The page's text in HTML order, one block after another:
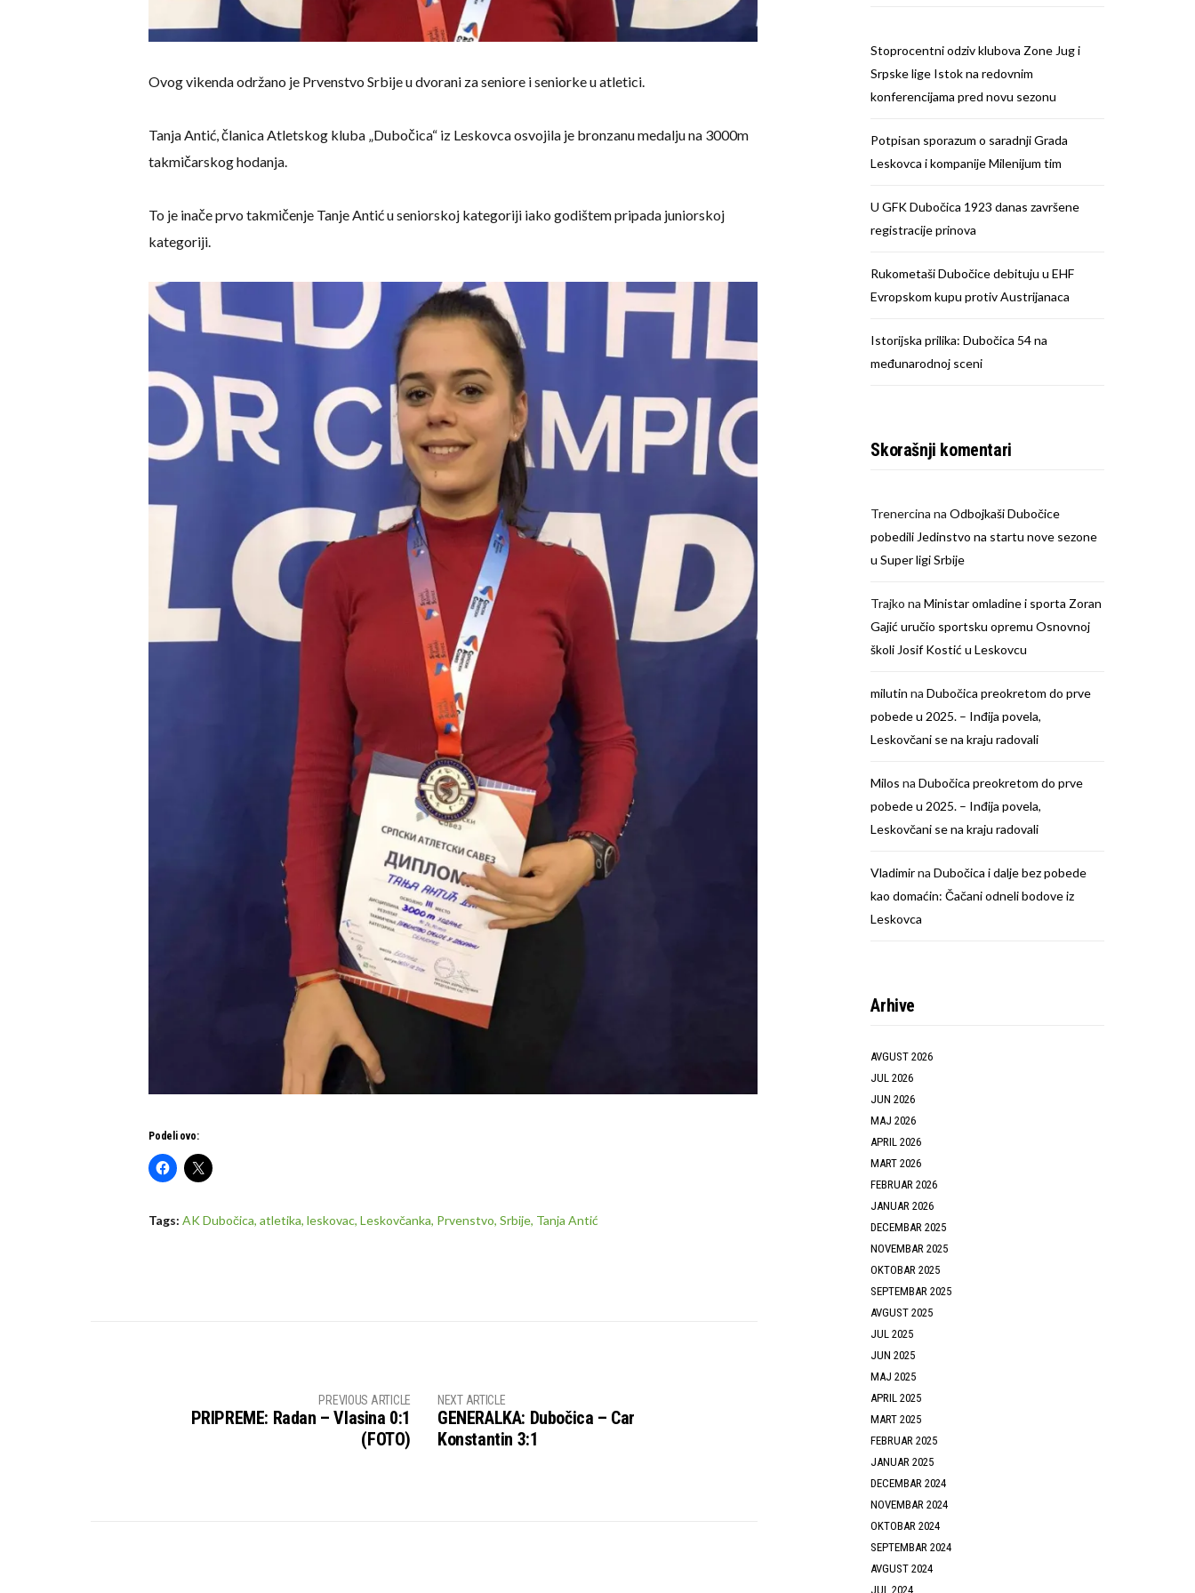
Ovog vikenda održano je Prvenstvo Srbije u dvorani za seniore i seniorke u atletici.
Tanja Antić, članica Atletskog kluba „Dubočica“ iz Leskovca osvojila je bronzanu medalju na 3000m
takmičarskog hodanja.
To je inače prvo takmičenje Tanje Antić u seniorskoj kategoriji iako godištem pripada juniorskoj
kategoriji.
Podeli ovo:
Tags: AK Dubočica, atletika, leskovac, Leskovčanka, Prvenstvo, Srbije, Tanja Antić
PREVIOUS ARTICLE
PRIPREME: Radan – Vlasina 0:1
(FOTO)
NEXT ARTICLE
GENERALKA: Dubočica – Car
Konstantin 3:1
Stoprocentni odziv klubova Zone Jug i
Srpske lige Istok na redovnim
konferencijama pred novu sezonu
Potpisan sporazum o saradnji Grada
Leskovca i kompanije Milenijum tim
U GFK Dubočica 1923 danas završene
registracije prinova
Rukometaši Dubočice debituju u EHF
Evropskom kupu protiv Austrijanaca
Istorijska prilika: Dubočica 54 na
međunarodnoj sceni
Skorašnji komentari
Trenercina naOdbojkaši Dubočice
pobedili Jedinstvo na startu nove sezone
u Super ligi Srbije
Trajko naMinistar omladine i sporta Zoran
Gajić uručio sportsku opremu Osnovnoj
školi Josif Kostić u Leskovcu
milutin naDubočica preokretom do prve
pobede u 2025. – Inđija povela,
Leskovčani se na kraju radovali
Milos naDubočica preokretom do prve
pobede u 2025. – Inđija povela,
Leskovčani se na kraju radovali
VladimirnaDubočica i dalje bez pobede
kao domaćin: Čačani odneli bodove iz
Leskovca
Arhive
AVGUST 2026
JUL 2026
JUN 2026
MAJ 2026
APRIL 2026
MART 2026
FEBRUAR 2026
JANUAR 2026
DECEMBAR 2025
NOVEMBAR 2025
OKTOBAR 2025
SEPTEMBAR 2025
AVGUST 2025
JUL 2025
JUN 2025
MAJ 2025
APRIL 2025
MART 2025
FEBRUAR 2025
JANUAR 2025
DECEMBAR 2024
NOVEMBAR 2024
OKTOBAR 2024
SEPTEMBAR 2024
AVGUST 2024
JUL 2024